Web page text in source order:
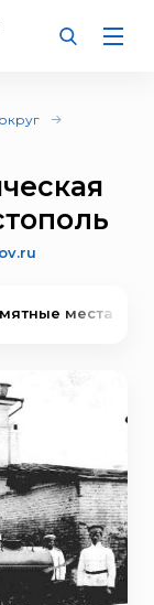
места